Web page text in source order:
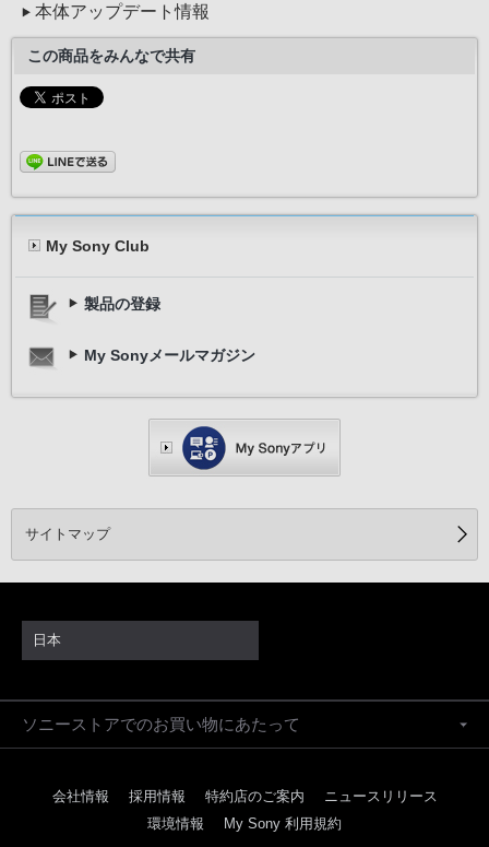
本体アップデート情報
この商品をみんなで共有
My Sony Club
製品の登録
My Sonyメールマガジン
サイトマップ
日本
ソニーストアでのお買い物にあたって
会社情報 採用情報 特約店のご案内
ニュースリリース
環境情報
My Sony 利用規約